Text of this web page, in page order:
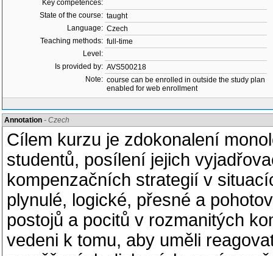
Key competences:
State of the course: taught
Language: Czech
Teaching methods: full-time
Level:
Is provided by: AVS500218
Note: course can be enrolled in outside the study plan
enabled for web enrollment
Annotation - Czech
Cílem kurzu je zdokonalení
studentů, posílení jejich
kompenzačních strategií v
plynulé, logické, přesné a
postojů a pocitů v rozmanitých
vedeni k tomu, aby uměli